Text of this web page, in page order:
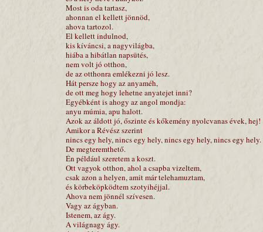
Most is oda tartasz,
ahonnan el kellett jönnöd,
ahova tartozol.
El kellett indulnod,
kis kíváncsi, a nagyvilágba,
hiába a hibátlan napsütés,
nem volt jó otthon,
de az otthonra emlékezni jó lesz.
Hát persze hogy az anyaméh,
de ott meg hogy lehetne anyatejet inni?
Egyébként is ahogy az angol mondja:
anyu múmia, apu halott.
Azok az áldott jó, őszinte és kőkemény nyolcvanas évek, hej!
Amikor a Révész szerint
nincs egy hely, nincs egy hely, nincs egy hely, nincs egy hely.
De megteremthető.
Én például szeretem a koszt.
Ott vagyok otthon, ahol a csapba vizeltem,
csak azon a helyen, amit már telehamuztam,
és körbeköpködtem szotyihéjjal.
Ahova nem jönnél szívesen.
Vagy az ágyban.
Istenem, az ágy.
A világnagy ágy.